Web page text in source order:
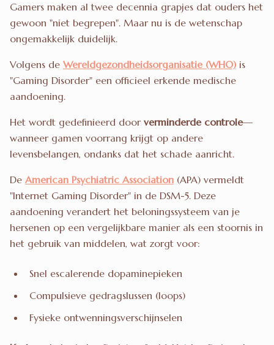
Gamers maken al twee decennia grapjes dat ouders het
gewoon "niet begrepen". Maar nu is de wetenschap
ongemakkelijk duidelijk.
Volgens de Wereldgezondheidsorganisatie (WHO)is
"Gaming Disorder" een officieel erkende medische
aandoening.
Het wordt gedefinieerd door verminderde controle—
wanneer gamen voorrang krijgt op andere
levensbelangen, ondanks dat het schade aanricht.
De American Psychiatric Association (APA) vermeldt
"Internet Gaming Disorder" in de DSM-5. Deze
aandoening verandert het beloningssysteem van je
hersenen op een vergelijkbare manier als een stoornis in
het gebruik van middelen, wat zorgt voor:
Snel escalerende dopaminepieken
Compulsieve gedragslussen (loops)
Fysieke ontwenningsverschijnselen